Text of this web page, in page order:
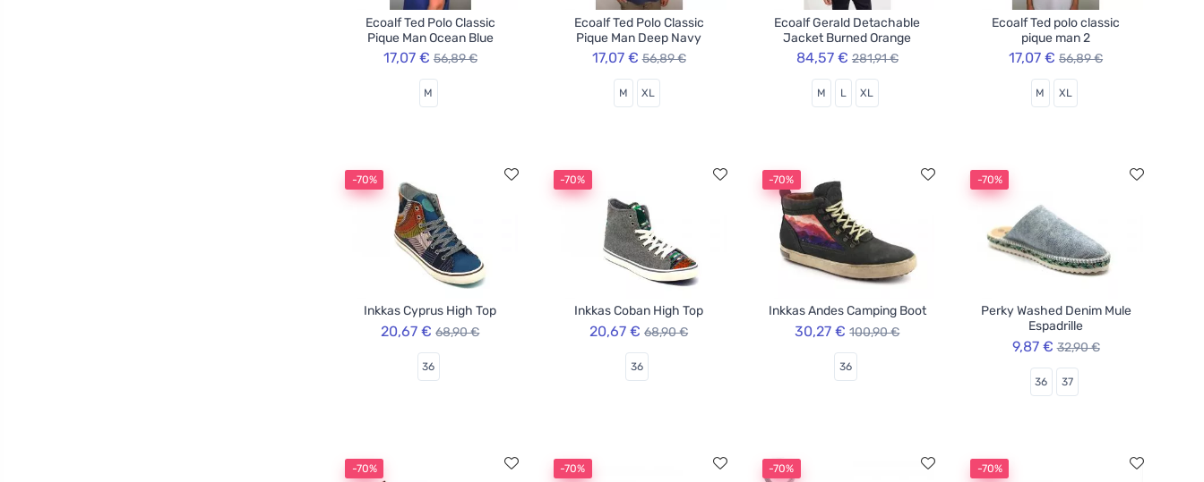
Ecoalf Ted Polo Classic
Pique Man Ocean Blue
17,07 € 56,89 €
M
Ecoalf Ted Polo Classic
Pique Man Deep Navy
17,07 € 56,89 €
M XL
Ecoalf Gerald Detachable
Jacket Burned Orange
84,57 € 281,91 €
M L XL
Ecoalf Ted polo classic
pique man 2
17,07 € 56,89 €
M XL
-70%
Inkkas Cyprus High Top
20,67 € 68,90 €
36
-70%
Inkkas Coban High Top
20,67 € 68,90 €
36
-70%
Inkkas Andes Camping Boot
30,27 € 100,90 €
36
-70%
Perky Washed Denim Mule
Espadrille
9,87 € 32,90 €
36 37
-70% -70% -70% -70%